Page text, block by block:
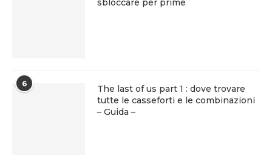
sbloccare per prime
6
The last of us part 1 : dove trovare
tutte le casseforti e le combinazioni
– Guida –